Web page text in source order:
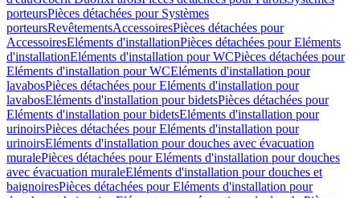
porteursPièces détachées pour Systèmes
porteursRevêtementsAccessoiresPièces détachées pour
AccessoiresEléments d'installationPièces détachées pour Eléments
d'installationEléments d'installation pour WCPièces détachées pour
Eléments d'installation pour WCEléments d'installation pour
lavabosPièces détachées pour Eléments d'installation pour
lavabosEléments d'installation pour bidetsPièces détachées pour
Eléments d'installation pour bidetsEléments d'installation pour
urinoirsPièces détachées pour Eléments d'installation pour
urinoirsEléments d'installation pour douches avec évacuation
muralePièces détachées pour Eléments d'installation pour douches
avec évacuation muraleEléments d'installation pour douches et
baignoiresPièces détachées pour Eléments d'installation pour